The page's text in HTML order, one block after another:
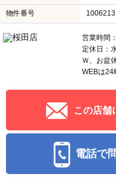
物件番号
営業時間
定休日：
Ｗ、お盆
WEBは24
この店舗
電話で